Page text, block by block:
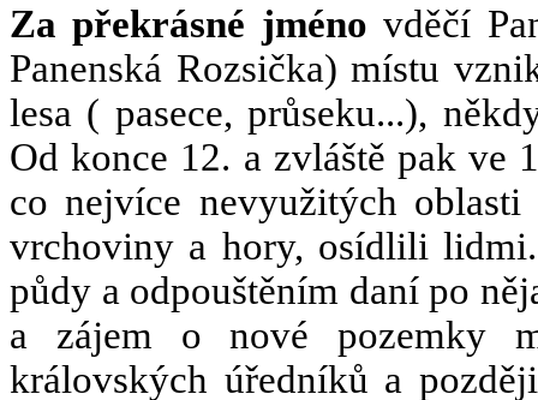
Za překrásné jméno vděčí
Panenská Rozsička) místu
lesa ( pasece, průseku...),
Od konce 12. a zvláště pak ve
co nejvíce nevyužitých
vrchoviny a hory, osídlili
půdy a odpouštěním daní po
a zájem o nové pozemky
královských úředníků a